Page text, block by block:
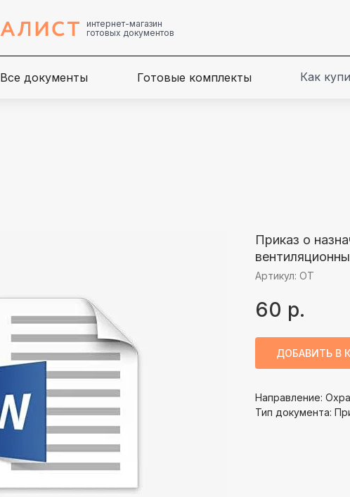
интернет-магазин
готовых документов
Все документы Готовые комплекты Как
Приказ о
Артикул: ОТ
60 р.
ДОБАВИТЬ В
Направление:
Тип документа: